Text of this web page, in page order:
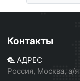
Контакты
АДРЕС
Россия, Москва, а/